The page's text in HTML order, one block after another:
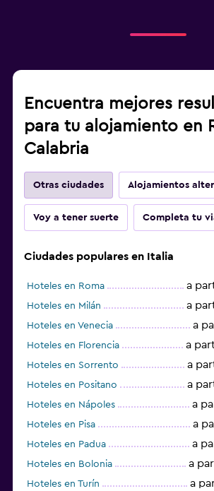
Encuentra mejores
para tu alojamiento en
Calabria
Otras ciudades Alojamientos
Voy a tener suerte Completa tu
Ciudades populares en Italia
Hoteles en Roma a
Hoteles en Milán a
Hoteles en Venecia a
Hoteles en Florencia a
Hoteles en Sorrento a
Hoteles en Positano a
Hoteles en Nápoles a
Hoteles en Pisa a
Hoteles en Padua a
Hoteles en Bolonia a
Hoteles en Turín a